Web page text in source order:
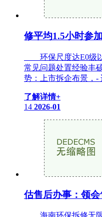
修平均1.5小时参加
环保尺度达E0级以
常见问题处置经验丰
势：上市拆企布景，-
了解详情+
14 2026-01
估售后办事：领会